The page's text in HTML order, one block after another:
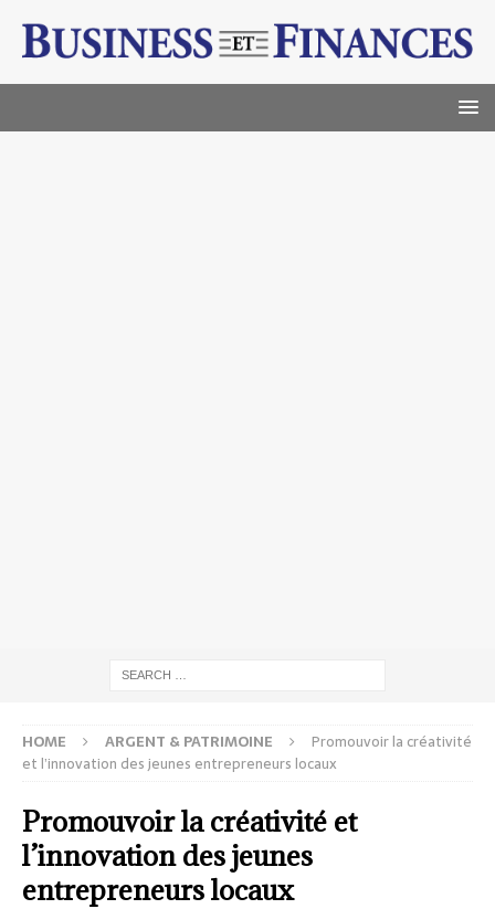
HOME ARGENT & PATRIMOINE
Promouvoir la créativité
et l’innovation des jeunes entrepreneurs locaux
Promouvoir la créativité et
l’innovation des jeunes
entrepreneurs locaux